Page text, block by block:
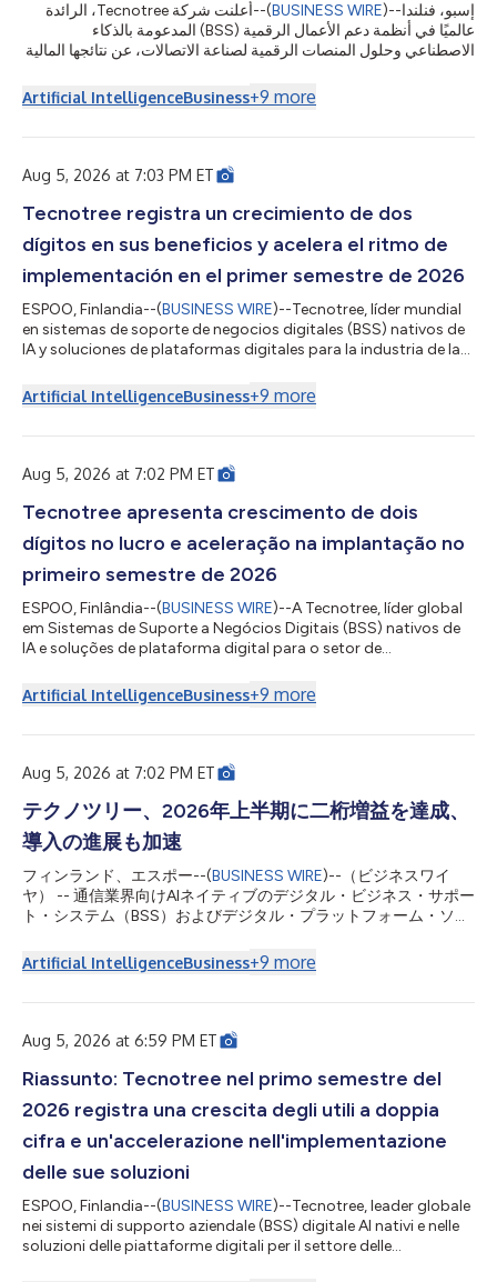
إسبو، فنلندا --(BUSINESS WIRE)--
أعلنت شركة Tecnotree، الرائدة
عالميًا في أنظمة دعم الأعمال الرقمية (BSS) المدعومة بالذكاء
الاصطناعي وحلول المنصات الرقمية لصناعة الاتصالات، عن نتائجها المالية
المالية الرئيسية، ووسّعت هامش التشغيل بمقدار 800 نقطة أساس،
وحوّلت سجل الطلبات القياسي إلى عمليات نشر بوتيرة متسارعة، مع
Artificial IntelligenceBusiness+9 more
Aug 5, 2026 at 7:03 PM ET
Tecnotree registra un crecimiento de dos
dígitos en sus beneficios y acelera el ritmo de
implementación en el primer semestre de 2026
ESPOO, Finlandia--(BUSINESS WIRE)--Tecnotree, líder mundial
en sistemas de soporte de negocios digitales (BSS) nativos de
IA y soluciones de plataformas digitales para la industria de las
correspondientes al primer semestre de 2026. La empresa
registró un crecimiento en todos los principales indicadores
implementaciones a buen ritmo, c...
Artificial IntelligenceBusiness+9 more
Aug 5, 2026 at 7:02 PM ET
Tecnotree apresenta crescimento de dois
dígitos no lucro e aceleração na implantação no
primeiro semestre de 2026
ESPOO, Finlândia--(BUSINESS WIRE)--A Tecnotree, líder global
em Sistemas de Suporte a Negócios Digitais (BSS) nativos de
IA e soluções de plataforma digital para o setor de
primeiro semestre de 2026. A empresa apresentou crescimento
em todas as principais métricas financeiras, expandiu a
acelerado, com oito projetos concluídos n...
Artificial IntelligenceBusiness+9 more
Aug 5, 2026 at 7:02 PM ET
テクノツリー、2026年上半期に二桁増益を達成、
導入の進展も加速
フィンランド、エスポー--(BUSINESS WIRE)--（ビジネスワイ
ヤ） -- 通信業界向けAIネイティブのデジタル・ビジネス・サポー
ト・システム（BSS）およびデジタル・プラットフォーム・ソリ
半期の決算を発表しました。すべての主要財務指標が改善し、営
業利益率は800ベーシスポイント上昇しました。また、過去最高
上高は3,680万ユーロ（3,420万ユーロ）となり、前年同期比
7.5%増加しました。為替変動の影響を除くと3,760万ユーロで、
前年同期比10.0%増となりました。 営業利益（EBIT）は1,320万
ユーロ（960万ユーロ）となり、前年同期比38.1%増加しまし
た。 営業利益率は36.0%（28.0%）となり、前年同期比800ベ
ーシスポイント上昇しました。 純利益は450万ユーロ（260万ユ
ーロ）となり、前年同期比73.5%増加しました。 純利益率は
12.0%（7.0%）でした。 フリーキ...
Artificial IntelligenceBusiness+9 more
Aug 5, 2026 at 6:59 PM ET
Riassunto: Tecnotree nel primo semestre del
2026 registra una crescita degli utili a doppia
cifra e un'accelerazione nell'implementazione
delle sue soluzioni
ESPOO, Finlandia--(BUSINESS WIRE)--Tecnotree, leader globale
nei sistemi di supporto aziendale (BSS) digitale AI nativi e nelle
soluzioni delle piattaforme digitali per il settore delle